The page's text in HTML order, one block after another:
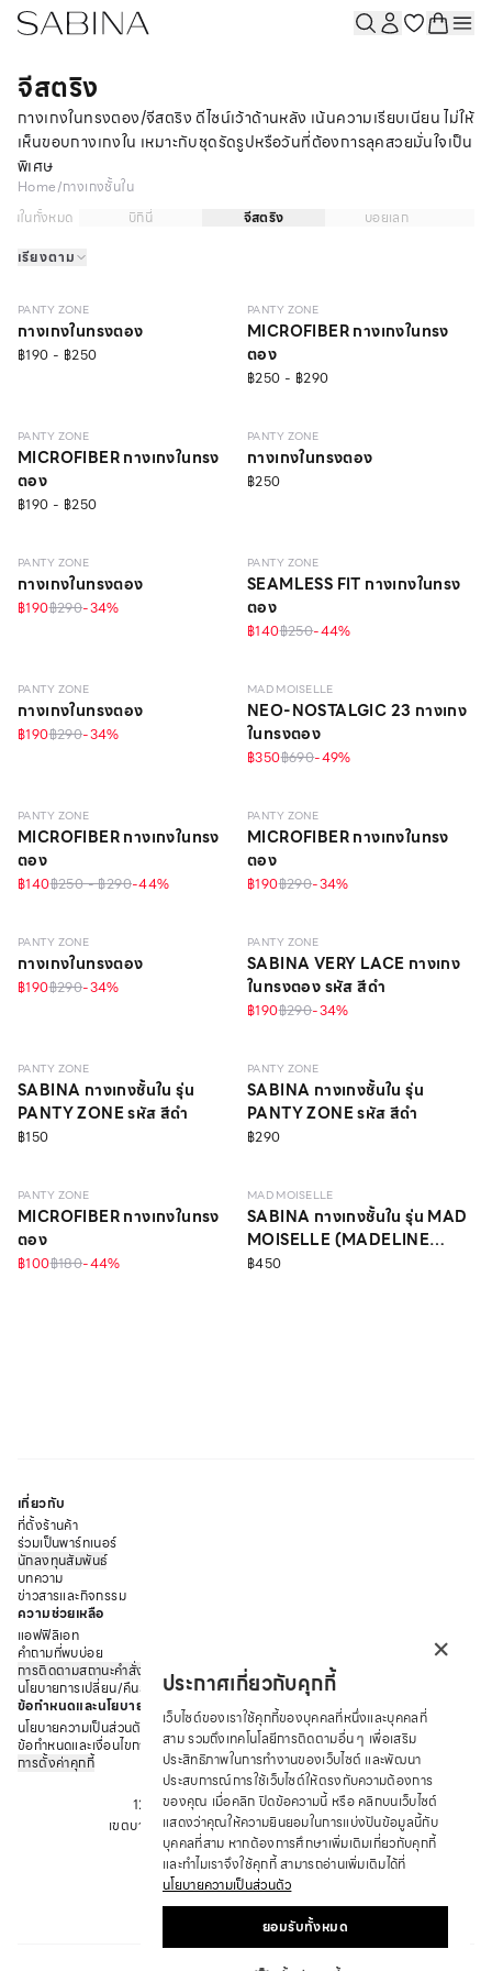
จีสตริง
กางเกงในทรงตอง/จีสตริง ดีไซน์เว้าด้านหลัง เน้นความเรียบเนียน ไม่ให้
เห็นขอบกางเกงใน เหมาะกับชุดรัดรูปหรือวันที่ต้องการลุคสวยมั่นใจเป็น
พิเศษ
Home/กางเกงชั้นใน
ชั้นในทั้งหมด
บิกินี่ จีสตริง บอยเลก
เรียงตาม
EVERYDAY
PANTY ZONE
กางเกงในทรงตอง
฿190 - ฿250
PANTY ZONE
MICROFIBER กางเกงในทรง
ตอง
฿250 - ฿290
PANTY ZONE
MICROFIBER กางเกงในทรง
ตอง
฿190 - ฿250
SEAMLESS
PANTY ZONE
กางเกงในทรงตอง
฿250
EVERYDAY
PANTY ZONE
กางเกงในทรงตอง
฿190฿290-34%
PANTY ZONE
SEAMLESS FIT กางเกงในทรง
ตอง
฿140฿250-44%
PANTY ZONE
กางเกงในทรงตอง
฿190฿290-34%
MAD MOISELLE
NEO-NOSTALGIC 23 กางเกง
ในทรงตอง
฿350฿690-49%
PANTY ZONE
MICROFIBER กางเกงในทรง
ตอง
฿140฿250 - ฿290-44%
PANTY ZONE
MICROFIBER กางเกงในทรง
ตอง
฿190฿290-34%
EVERYDAY
PANTY ZONE
กางเกงในทรงตอง
฿190฿290-34%
PANTY ZONE
SABINA VERY LACE กางเกง
ในทรงตอง รหัส สีดำ
฿190฿290-34%
PANTY ZONE
SABINA กางเกงชั้นใน รุ่น
PANTY ZONE รหัส สีดำ
฿150
PANTY ZONE
SABINA กางเกงชั้นใน รุ่น
PANTY ZONE รหัส สีดำ
฿290
PANTY ZONE
MICROFIBER กางเกงในทรง
ตอง
฿100฿180-44%
MAD MOISELLE
SABINA กางเกงชั้นใน รุ่น MAD
MOISELLE (MADELINE
PEARL) รหัส สีดำ
฿450
เกี่ยวกับ
ที่ตั้งร้านค้า
ร่วมเป็นพาร์ทเนอร์
นักลงทุนสัมพันธ์
บทความ
ข่าวสารและกิจกรรม
ความช่วยเหลือ
แอฟฟิลิเอท
คำถามที่พบบ่อย
การติดตามสถานะคำสั่งซื้อ
นโยบายการเปลี่ยน/คืนสินค้า
ข้อกำหนดและนโยบาย
นโยบายความเป็นส่วนตัว
ข้อกำหนดและเงื่อนไขการให้บริการ
การตั้งค่าคุกกี้
บริษัท ซาบีน่า ฟาร์อีสท์ จำกัด
12 ถนนอรุณอมรินทร์ แขวงอรุณอมรินทร์
เขตบางกอกน้อย จังหวัด กรุงเทพมหานคร 10700
โทร : +66 2 422 9430
อีเมล: CRM@SABINA.CO.TH
×
ประกาศเกี่ยวกับคุกกี้
เว็บไซต์ของเราใช้คุกกี้ของบุคคลที่หนึ่งและบุคคลที่
สาม รวมถึงเทคโนโลยีการติดตามอื่น ๆ เพื่อเสริม
ประสิทธิภาพในการทำงานของเว็บไซต์ และพัฒนา
ประสบการณ์การใช้เว็บไซต์ให้ตรงกับความต้องการ
ของคุณ เมื่อคลิก ปิดข้อความนี้ หรือ คลิกบนเว็บไซต์
แสดงว่าคุณให้ความยินยอมในการแบ่งปันข้อมูลนี้กับ
บุคคลที่สาม หากต้องการศึกษาเพิ่มเติมเกี่ยวกับคุกกี้
และทำไมเราจึงใช้คุกกี้ สามารถอ่านเพิ่มเติมได้ที่
นโยบายความเป็นส่วนตัว
ยอมรับทั้งหมด